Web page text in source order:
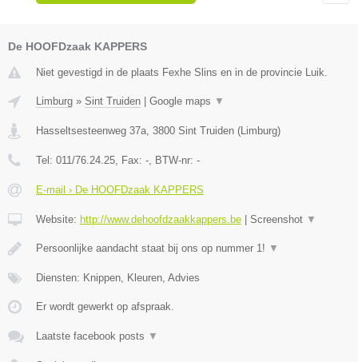
De HOOFDzaak KAPPERS
Niet gevestigd in de plaats Fexhe Slins en in de provincie Luik.
Limburg » Sint Truiden Google maps ▼
Hasseltsesteenweg 37a, 3800 Sint Truiden (Limburg)
Tel: 011/76.24.25, Fax: -, BTW-nr: -
E-mail › De HOOFDzaak KAPPERS
Website: http://www.dehoofdzaakkappers.be Screenshot ▼
Persoonlijke aandacht staat bij ons op nummer 1! ▼
Diensten: Knippen, Kleuren, Advies
Er wordt gewerkt op afspraak.
Laatste facebook posts ▼